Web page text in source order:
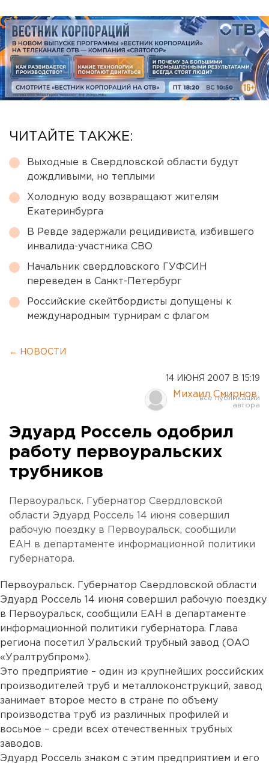
ЧИТАЙТЕ ТАКЖЕ:
Выходные в Свердловской области будут
дождливыми, но теплыми
Холодную воду возвращают жителям
Екатеринбурга
В Ревде задержали рецидивиста, избившего
инвалида-участника СВО
Начальник свердловского ГУФСИН
переведен в Санкт-Петербург
Российские скейтбордисты допущены к
международным турнирам с флагом
← НОВОСТИ
14 ИЮНЯ 2007 В 15:19
Михаил Смирнов
Эдуард Россель одобрил
работу первоуральских
трубников
Первоуральск. Губернатор Свердловской
области Эдуард Россель 14 июня совершил
рабочую поездку в Первоуральск, сообщили
ЕАН в департаменте информационной политики
губернатора.
Первоуральск. Губернатор Свердловской области
Эдуард Россель 14 июня совершил рабочую поездку
в Первоуральск, сообщили ЕАН в департаменте
информационной политики губернатора. Глава
региона посетил Уральский трубный завод (ОАО
«Уралтрубпром»).
Это предприятие – один из крупнейших российских
производителей труб и металлоконструкций, завод
занимает второе место в стране по объему
производства труб из различных профилей и
восьмое – среди всех отечественных трубных
заводов.
Эдуард Россель знаком с этим предприятием и его